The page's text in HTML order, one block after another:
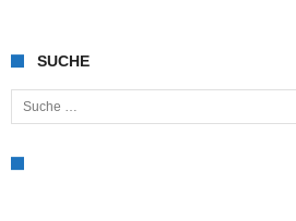
SUCHE
Suche nach: